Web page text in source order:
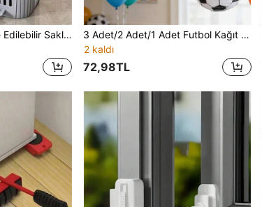
1 Adet Duvara Monte Edilebilir Saklama Hazneli Tuvalet Fırçası, Uzun Saplı Tuvalet Temizleme Fırçası, Tuvalet Lekelerini Etkili Şekilde Temizler, Klozet İçini Temiz Tutar, Duvara Monte veya Ayakta Kullanılabilir, Temizlik Gereçleri, Banyo Aksesuarları, Tuvalet Aksesuarları
3 Adet/2 Adet/1 Adet Futbol Kağıt Fener Parti Hediyelikleri, Futbol Spor Kağıt Fenerler, Futbol Temalı Doğum Günü Partisi Dekorasyonları, Asılabilir Masaüstü Dekor, 2026 Amerika Kupası Dünya Kupası Doğum Günü Partisi, MLS Teması, CONCACAF Temalı Parti ve Spor Bar Dekorasyonu İçin Uygun
2 kaldı
72,98TL